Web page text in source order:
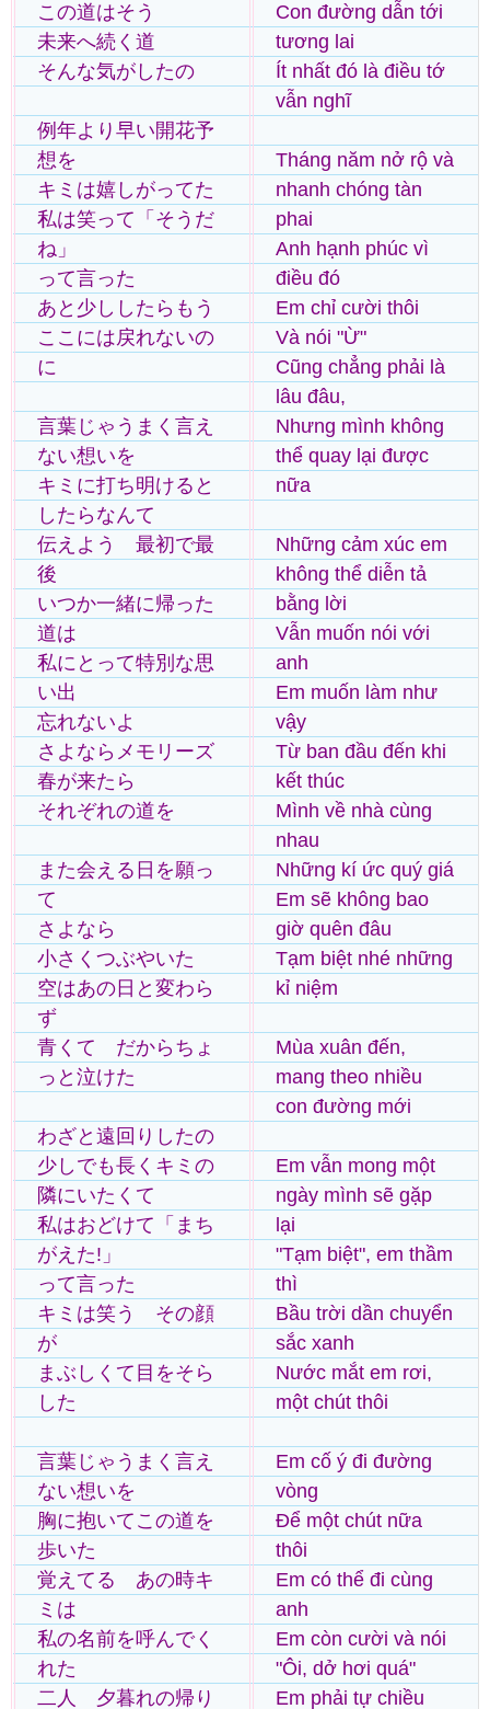
この道はそう
未来へ続く道
そんな気がしたの
例年より早い開花予
想を
キミは嬉しがってた
私は笑って「そうだ
ね」
って言った
あと少ししたらもう
ここには戻れないの
に
言葉じゃうまく言え
ない想いを
キミに打ち明けると
したらなんて
伝えよう 最初で最
後
いつか一緒に帰った
道は
私にとって特別な思
い出
忘れないよ
さよならメモリーズ
春が来たら
それぞれの道を
また会える日を願っ
て
さよなら
小さくつぶやいた
空はあの日と変わら
ず
青くて だからちょ
っと泣けた
わざと遠回りしたの
少しでも長くキミの
隣にいたくて
私はおどけて「まち
がえた!」
って言った
キミは笑う その顔
が
まぶしくて目をそら
した
言葉じゃうまく言え
ない想いを
胸に抱いてこの道を
歩いた
覚えてる あの時キ
ミは
私の名前を呼んでく
れた
二人 夕暮れの帰り
Con đường dẫn tới
tương lai
Ít nhất đó là điều tớ
vẫn nghĩ
Tháng năm nở rộ và
nhanh chóng tàn
phai
Anh hạnh phúc vì
điều đó
Em chỉ cười thôi
Và nói "Ừ"
Cũng chẳng phải là
lâu đâu,
Nhưng mình không
thể quay lại được
nữa
Những cảm xúc em
không thể diễn tả
bằng lời
Vẫn muốn nói với
anh
Em muốn làm như
vậy
Từ ban đầu đến khi
kết thúc
Mình về nhà cùng
nhau
Những kí ức quý giá
Em sẽ không bao
giờ quên đâu
Tạm biệt nhé những
kỉ niệm
Mùa xuân đến,
mang theo nhiều
con đường mới
Em vẫn mong một
ngày mình sẽ gặp
lại
"Tạm biệt", em thầm
thì
Bầu trời dần chuyển
sắc xanh
Nước mắt em rơi,
một chút thôi
Em cố ý đi đường
vòng
Để một chút nữa
thôi
Em có thể đi cùng
anh
Em còn cười và nói
"Ôi, dở hơi quá"
Em phải tự chiều